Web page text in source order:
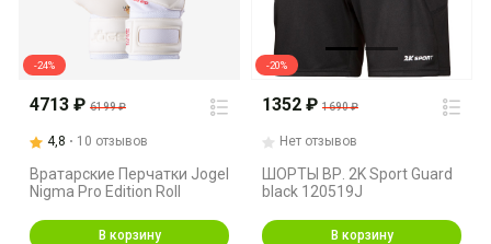
-24%
4713 ₽ 6199 ₽
Вратарские Перчатки Jogel
Nigma Pro Edition Roll
4,8 10 отзывов
В корзину
-20%
1352 ₽ 1690 ₽
ШОРТЫ ВР. 2K Sport Guard
black 120519J
Нет отзывов
В корзину